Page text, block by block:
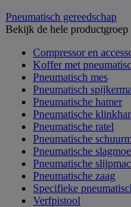
Pneumatisch gereedschap
Bekijk de hele productgroep
Compressor en
Koffer met
Pneumatisch mes
Pneumatisch
Pneumatische hamer
Pneumatische
Pneumatische ratel
Pneumatische
Pneumatische
Pneumatische
Pneumatische zaag
Specifieke
Verfpistool